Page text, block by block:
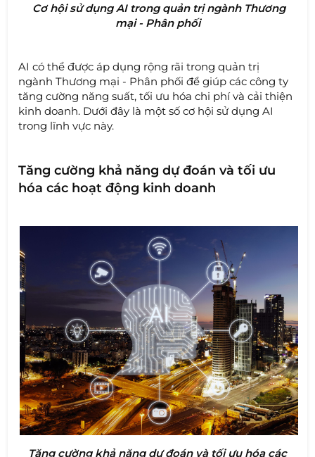
Cơ hội sử dụng AI trong quản trị ngành Thương
mại - Phân phối
AI có thể được áp dụng rộng rãi trong quản trị
ngành Thương mại - Phân phối để giúp các công ty
tăng cường năng suất, tối ưu hóa chi phí và cải thiện
kinh doanh. Dưới đây là một số cơ hội sử dụng AI
trong lĩnh vực này.
Tăng cường khả năng dự đoán và tối ưu
hóa các hoạt động kinh doanh
Tăng cường khả năng dự đoán và tối ưu hóa các